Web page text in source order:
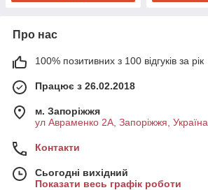
Про нас
100% позитивних з 100 відгуків за рік
Працює з 26.02.2018
м. Запоріжжя
ул Авраменко 2А, Запоріжжя, Україна
Контакти
Сьогодні вихідний
Показати весь графік роботи